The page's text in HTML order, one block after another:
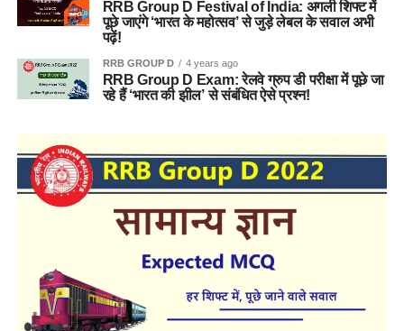
RRB Group D Festival of India: अगली शिफ्ट में
पूछे जाएंगे ‘भारत के महोत्सव’ से जुड़े लेबल के सवाल अभी
पढ़ें!
RRB GROUP D 4 years ago
RRB Group D Exam: रेलवे ग्रुप डी परीक्षा में पूछे जा
रहे हैं ‘भारत की झील’ से संबंधित ऐसे प्रश्न!